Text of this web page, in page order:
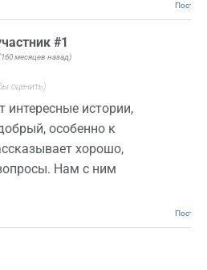
#1
месяцев назад)
оценить)
интересные истории,
особенно к
хорошо,
Нам с ним